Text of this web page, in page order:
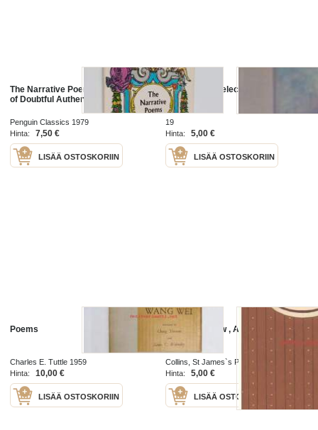
The Narrative Poems, and Poems
of Doubtful Authenticity
Penguin Classics 1979
Hinta:
7,50 €
LISÄÄ OSTOSKORIIN
Valitut runot/Selected poems
19
Hinta:
5,00 €
LISÄÄ OSTOSKORIIN
Poems
Charles E. Tuttle 1959
Hinta:
10,00 €
LISÄÄ OSTOSKORIIN
A slice of snow , A book of poems
Collins, St James`s Place, London 1971
Hinta:
5,00 €
LISÄÄ OSTOSKORIIN